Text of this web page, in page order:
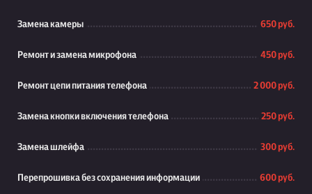
Замена камеры 650 руб.
Ремонт и замена микрофона 450 руб.
Ремонт цепи питания телефона 2 000 руб.
Замена кнопки включения телефона 250 руб.
Замена шлейфа 300 руб.
Перепрошивка без сохранения информации 600 руб.